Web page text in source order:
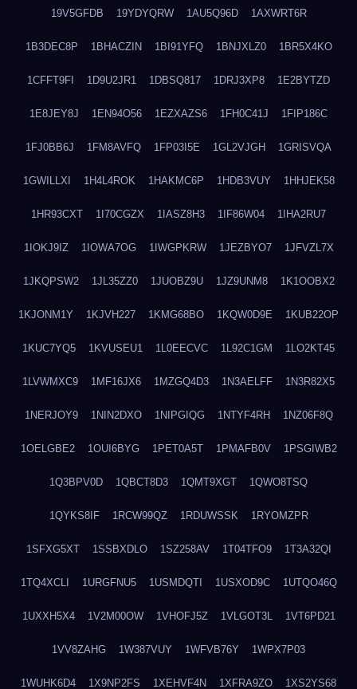
19V5GFDB 19YDYQRW 1AU5Q96D 1AXWRT6R
1B3DEC8P 1BHACZIN 1BI91YFQ 1BNJXLZ0 1BR5X4KO
1CFFT9FI 1D9U2JR1 1DBSQ817 1DRJ3XP8 1E2BYTZD
1E8JEY8J 1EN94O56 1EZXAZS6 1FH0C41J 1FIP186C
1FJ0BB6J 1FM8AVFQ 1FP03I5E 1GL2VJGH 1GRISVQA
1GWILLXI 1H4L4ROK 1HAKMC6P 1HDB3VUY 1HHJEK58
1HR93CXT 1I70CGZX 1IASZ8H3 1IF86W04 1IHA2RU7
1IOKJ9IZ 1IOWA7OG 1IWGPKRW 1JEZBYO7 1JFVZL7X
1JKQPSW2 1JL35ZZ0 1JUOBZ9U 1JZ9UNM8 1K1OOBX2
1KJONM1Y 1KJVH227 1KMG68BO 1KQW0D9E 1KUB22OP
1KUC7YQ5 1KVUSEU1 1L0EECVC 1L92C1GM 1LO2KT45
1LVWMXC9 1MF16JX6 1MZGQ4D3 1N3AELFF 1N3R82X5
1NERJOY9 1NIN2DXO 1NIPGIQG 1NTYF4RH 1NZ06F8Q
1OELGBE2 1OUI6BYG 1PET0A5T 1PMAFB0V 1PSGIWB2
1Q3BPV0D 1QBCT8D3 1QMT9XGT 1QWO8TSQ
1QYKS8IF 1RCW99QZ 1RDUWSSK 1RYOMZPR
1SFXG5XT 1SSBXDLO 1SZ258AV 1T04TFO9 1T3A32QI
1TQ4XCLI 1URGFNU5 1USMDQTI 1USXOD9C 1UTQO46Q
1UXXH5X4 1V2M00OW 1VHOFJ5Z 1VLGOT3L 1VT6PD21
1VV8ZAHG 1W387VUY 1WFVB76Y 1WPX7P03
1WUHK6D4 1X9NP2FS 1XEHVF4N 1XFRA9ZO 1XS2YS68